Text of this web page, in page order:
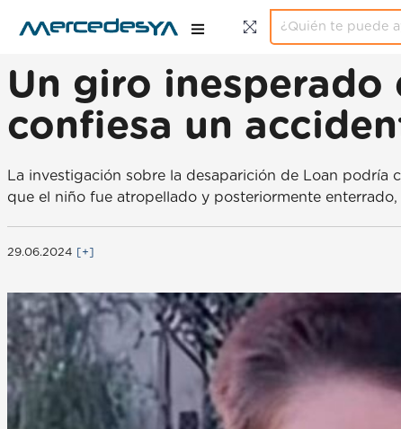
Un giro inesperado
confiesa un
La investigación sobre la desaparición de Loan podría
que el niño fue atropellado y posteriormente
29.06.2024 [+]